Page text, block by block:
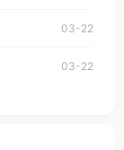
问题
问题，无论人在
03-22
03-22